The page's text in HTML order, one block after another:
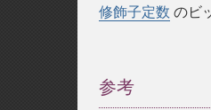
修飾子定数 のビ
参考